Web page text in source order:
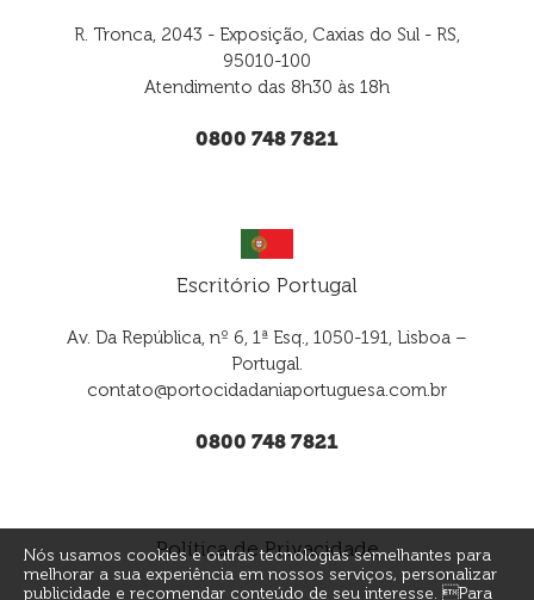
R. Tronca, 2043 - Exposição, Caxias do Sul - RS,
95010-100
Atendimento das 8h30 às 18h
0800 748 7821
Escritório Portugal
Av. Da República, nº 6, 1ª Esq., 1050-191, Lisboa –
Portugal.
contato@portocidadaniaportuguesa.com.br
0800 748 7821
Política de Privacidade
Nós usamos cookies e outras tecnologias semelhantes para
melhorar a sua experiência em nossos serviços, personalizar
publicidade e recomendar conteúdo de seu interesse. Para